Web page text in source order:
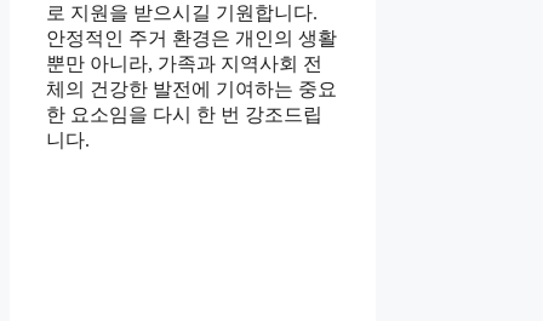
로 지원을 받으시길 기원합니다.
안정적인 주거 환경은 개인의 생활
뿐만 아니라, 가족과 지역사회 전
체의 건강한 발전에 기여하는 중요
한 요소임을 다시 한 번 강조드립
니다.